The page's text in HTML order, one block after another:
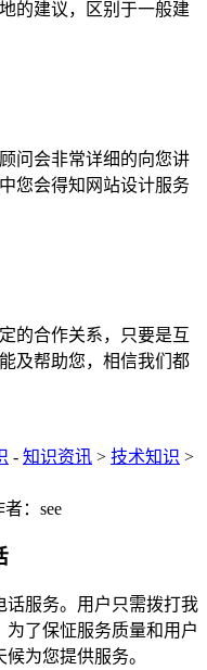
的建议，区别于一般建
问会非常详细的向您讲
您会得知网站设计服务
的合作关系，只要是互
及帮助您，相信我们都
- 知识资讯 > 技术知识 >
：see
话服务。用户只需拨打我
了保怔服务质量和用户
为您提供服务。